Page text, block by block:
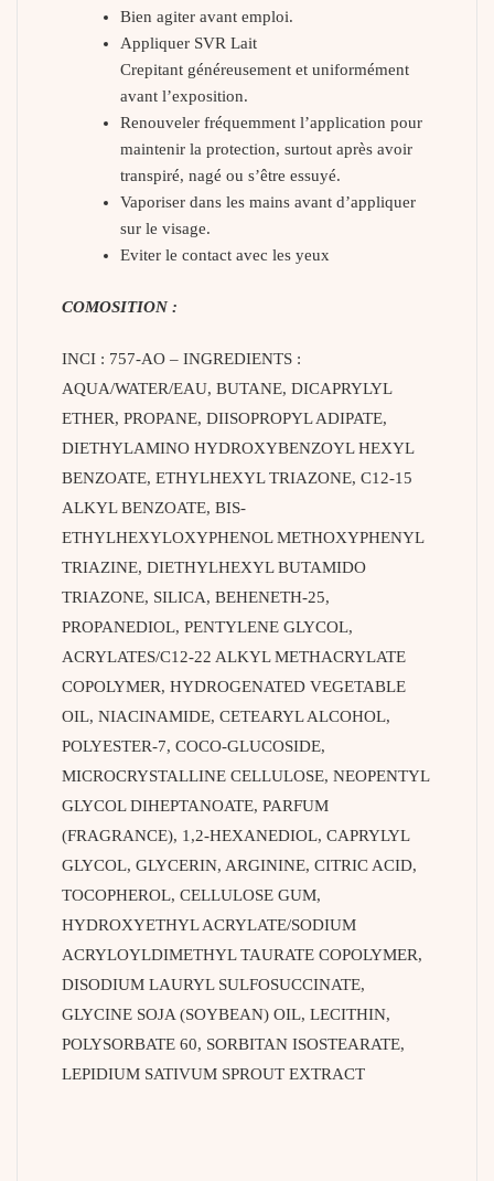
Bien agiter avant emploi.
Appliquer SVR Lait
Crepitant généreusement et uniformément
avant l’exposition.
Renouveler fréquemment l’application pour
maintenir la protection, surtout après avoir
transpiré, nagé ou s’être essuyé.
Vaporiser dans les mains avant d’appliquer
sur le visage.
Eviter le contact avec les yeux
COMOSITION :
INCI : 757-AO – INGREDIENTS :
AQUA/WATER/EAU, BUTANE, DICAPRYLYL
ETHER, PROPANE, DIISOPROPYL ADIPATE,
DIETHYLAMINO HYDROXYBENZOYL HEXYL
BENZOATE, ETHYLHEXYL TRIAZONE, C12-15
ALKYL BENZOATE, BIS-
ETHYLHEXYLOXYPHENOL METHOXYPHENYL
TRIAZINE, DIETHYLHEXYL BUTAMIDO
TRIAZONE, SILICA, BEHENETH-25,
PROPANEDIOL, PENTYLENE GLYCOL,
ACRYLATES/C12-22 ALKYL METHACRYLATE
COPOLYMER, HYDROGENATED VEGETABLE
OIL, NIACINAMIDE, CETEARYL ALCOHOL,
POLYESTER-7, COCO-GLUCOSIDE,
MICROCRYSTALLINE CELLULOSE, NEOPENTYL
GLYCOL DIHEPTANOATE, PARFUM
(FRAGRANCE), 1,2-HEXANEDIOL, CAPRYLYL
GLYCOL, GLYCERIN, ARGININE, CITRIC ACID,
TOCOPHEROL, CELLULOSE GUM,
HYDROXYETHYL ACRYLATE/SODIUM
ACRYLOYLDIMETHYL TAURATE COPOLYMER,
DISODIUM LAURYL SULFOSUCCINATE,
GLYCINE SOJA (SOYBEAN) OIL, LECITHIN,
POLYSORBATE 60, SORBITAN ISOSTEARATE,
LEPIDIUM SATIVUM SPROUT EXTRACT